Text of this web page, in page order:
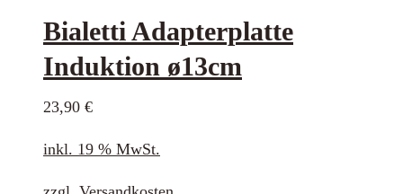
Bialetti Adapterplatte
Induktion ø13cm
23,90 €
inkl. 19 % MwSt.